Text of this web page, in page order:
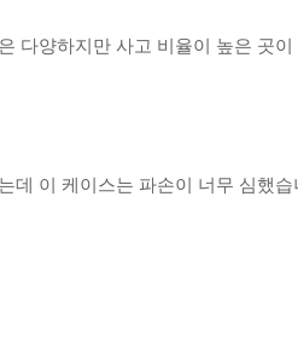
다양하지만 사고 비율이 높은 곳
데 이 케이스는 파손이 너무 심했습